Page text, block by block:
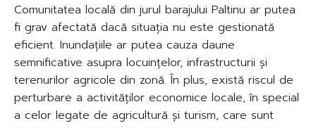
Comunitatea locală din jurul barajului Paltinu ar putea
fi grav afectată dacă situația nu este gestionată
eficient. Inundațiile ar putea cauza daune
semnificative asupra locuințelor, infrastructurii și
terenurilor agricole din zonă. În plus, există riscul de
perturbare a activităților economice locale, în special
a celor legate de agricultură și turism, care sunt